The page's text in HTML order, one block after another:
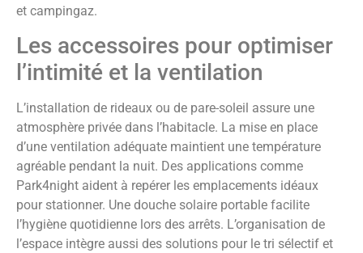
et campingaz.
Les accessoires pour optimiser
l’intimité et la ventilation
L’installation de rideaux ou de pare-soleil assure une
atmosphère privée dans l’habitacle. La mise en place
d’une ventilation adéquate maintient une température
agréable pendant la nuit. Des applications comme
Park4night aident à repérer les emplacements idéaux
pour stationner. Une douche solaire portable facilite
l’hygiène quotidienne lors des arrêts. L’organisation de
l’espace intègre aussi des solutions pour le tri sélectif et